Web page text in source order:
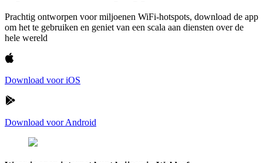
Prachtig ontworpen voor miljoenen WiFi-hotspots, download de app
om het te gebruiken en geniet van een scala aan diensten over de
hele wereld
Download voor iOS
Download voor Android